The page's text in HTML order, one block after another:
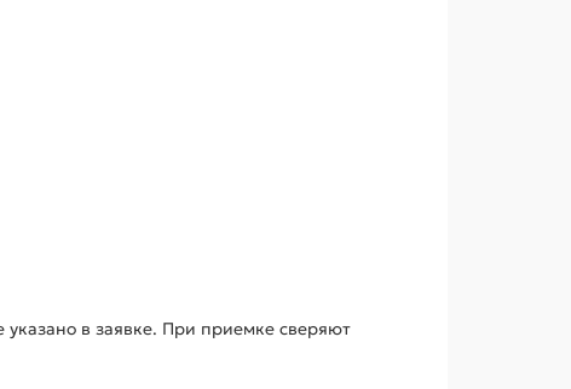
в заявке. При приемке сверяют